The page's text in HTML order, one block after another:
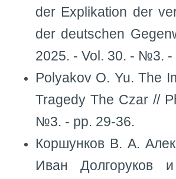
der Explikation der
der deutschen
2025. - Vol. 30. - №3. -
Polyakov O. Yu. The
Tragedy The Czar //
№3. - pp. 29-36.
Коршунков В. А.
Иван Долгоруков